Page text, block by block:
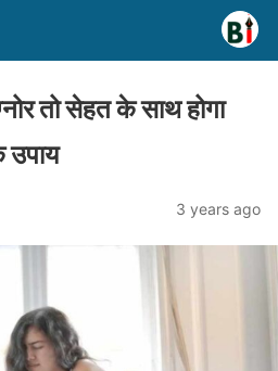
तो सेहत के साथ होगा
उपाय
3 years ago